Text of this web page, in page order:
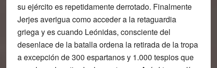
su ejército es repetidamente derrotado. Finalmente
Jerjes averigua como acceder a la retaguardia
griega y es cuando Leónidas, consciente del
desenlace de la batalla ordena la retirada de la tropa
a excepción de 300 espartanos y 1.000 tespios que